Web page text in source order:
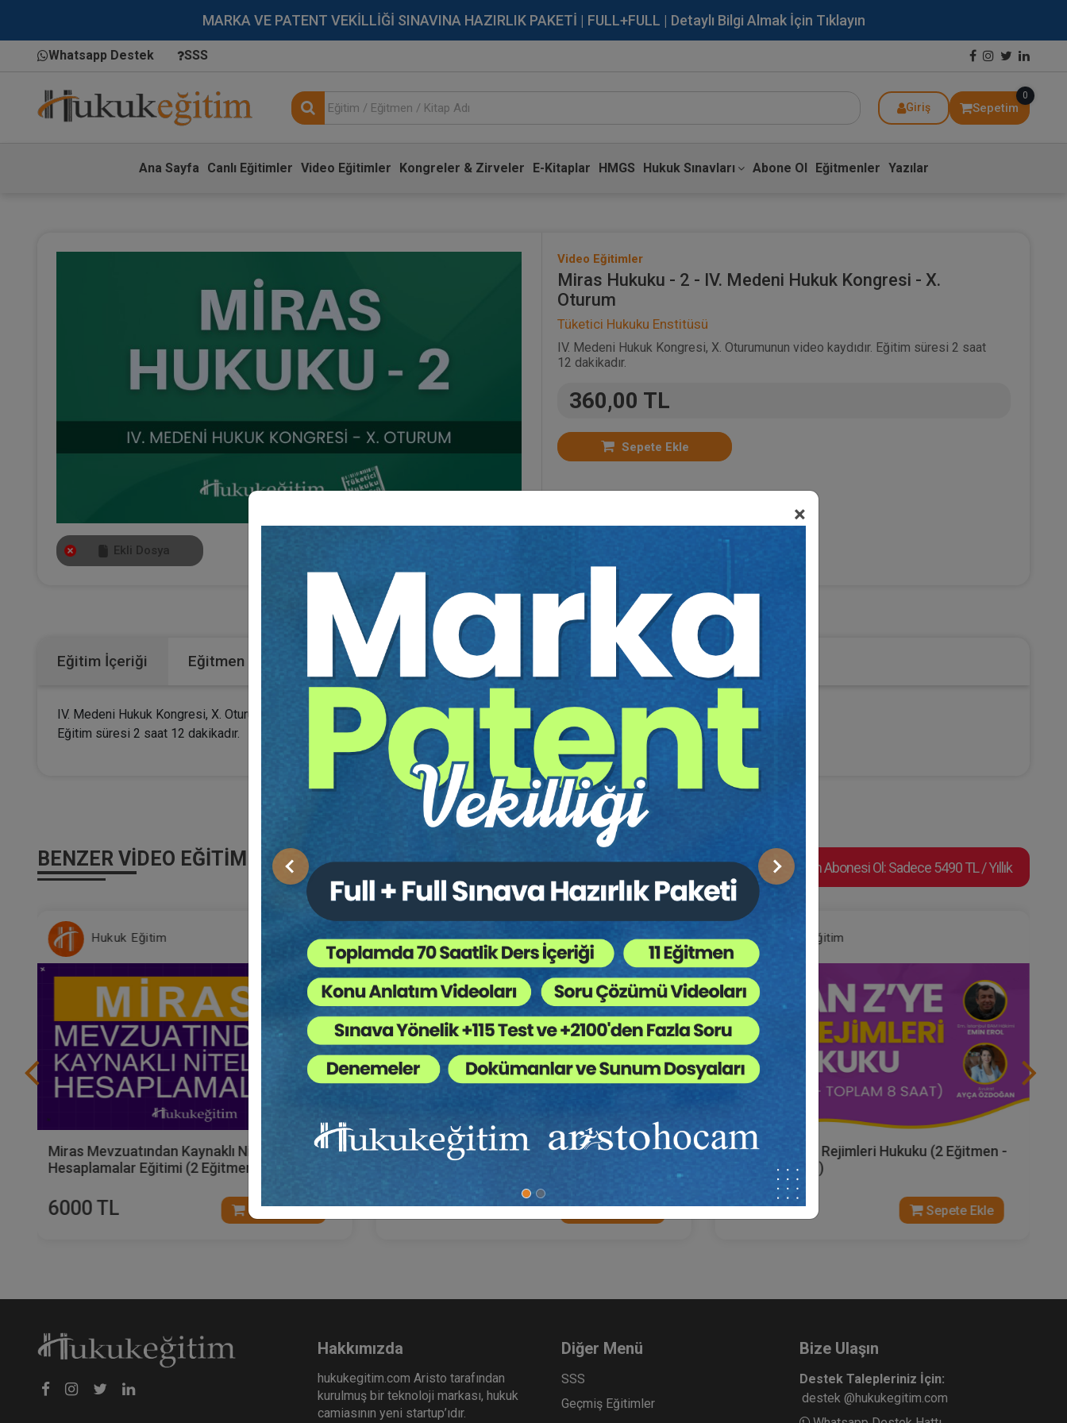
MARKA VE PATENT VEKİLLİĞİ SINAVINA HAZIRLIK PAKETİ | FULL+FULL | Detaylı Bilgi Almak İçin Tıklayın
Whatsapp Destek SSS
Giriş Sepetim
0
Ana Sayfa Canlı Eğitimler Video Eğitimler Kongreler & Zirveler E-Kitaplar HMGS Hukuk Sınavları Abone Ol Eğitmenler Yazılar
×
Önceki Sonraki
Ekli Dosya
Video Eğitimler
Miras Hukuku - 2 - IV. Medeni Hukuk Kongresi - X.
Oturum
Tüketici Hukuku Enstitüsü
IV. Medeni Hukuk Kongresi, X. Oturumunun video kaydıdır. Eğitim süresi 2 saat
12 dakikadır.
360,00 TL
Sepete Ekle
Kategoriler: Bütün Video Eğitimler Kongreler Miras hukuku Medeni Hukuk
Eğitim İçeriği Eğitmen
IV. Medeni Hukuk Kongresi, X. Oturumunun video kaydıdır.
Eğitim süresi 2 saat 12 dakikadır.
BENZER VIDEO EĞITIMLER Video Eğitim Abonesi Ol: Sadece 5490 TL / Yıllık
Hukuk Eğitim
Miras Mevzuatından Kaynaklı Nitelikli
Hesaplamalar Eğitimi (2 Eğitmen - 2 Video)
6000 TL Sepete Ekle
Hukuk Eğitim
8 Mart Kadınlar Günü Özel Oturumu
0 TL Sepete Ekle
Hukuk Eğitim
A'dan Z'ye Mal Rejimleri Hukuku (2 Eğitmen -
Toplam 8 Saat)
1500 TL Sepete Ekle
Hakkımızda
hukukegitim.com Aristo tarafından
kurulmuş bir teknoloji markası, hukuk
camiasının yeni startup’ıdır.
Diğer Menü
SSS
Geçmiş Eğitimler
Bize Ulaşın
Destek Talepleriniz İçin:
destek @hukukegitim.com